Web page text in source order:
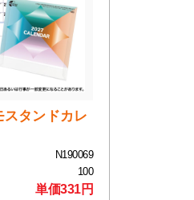
スタンドカレ
N190069
100
単価331円